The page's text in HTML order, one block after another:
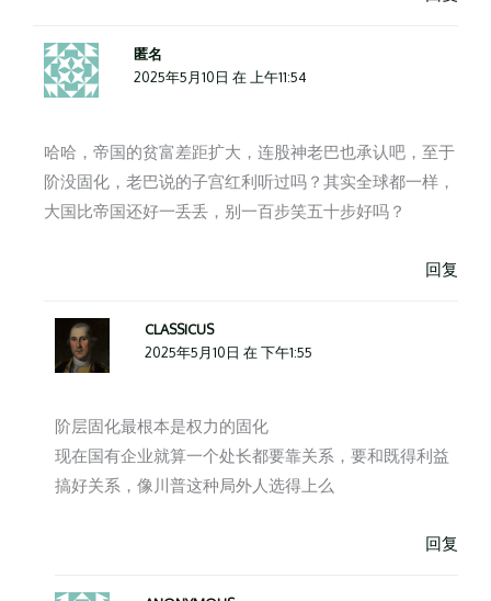
匿名
2025年5月10日 在 上午11:54
哈哈，帝国的贫富差距扩大，连股神老巴也承认吧，至于
阶没固化，老巴说的子宫红利听过吗？其实全球都一样，
大国比帝国还好一丢丢，别一百步笑五十步好吗？
回复
CLASSICUS
2025年5月10日 在 下午1:55
阶层固化最根本是权力的固化
现在国有企业就算一个处长都要靠关系，要和既得利益
搞好关系，像川普这种局外人选得上么
回复